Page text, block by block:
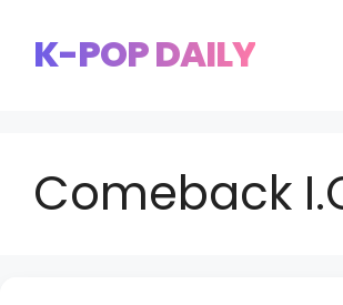
contenido
K-POP DAILY
Comeback